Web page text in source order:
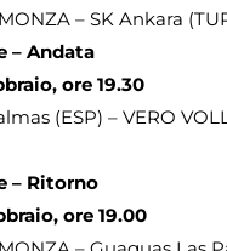
– SK Ankara
– Andata
ore 19.30
(ESP) – VERO
– Ritorno
ore 19.00